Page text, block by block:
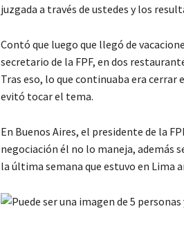
juzgada a través de ustedes y los
Contó que luego que llegó de
secretario de la FPF, en dos
Tras eso, lo que continuaba era
evitó tocar el tema.
En Buenos Aires, el presidente de la
negociación él no lo maneja, además
la última semana que estuvo en Lima